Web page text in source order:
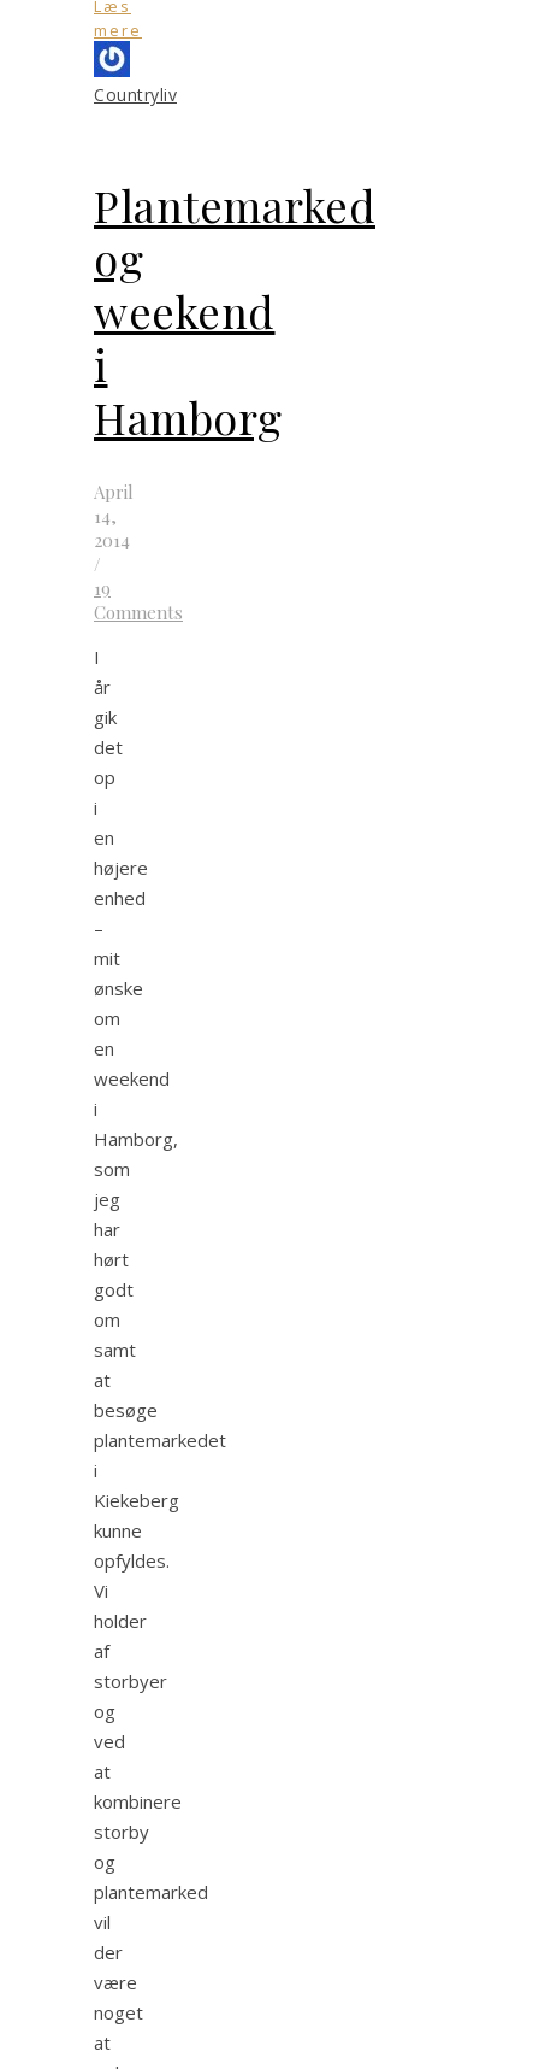
Læs
mere
Countryliv
Plantemarked
og
weekend
i
Hamborg
April
14,
2014
/
19
Comments
I
år
gik
det
op
i
en
højere
enhed
–
mit
ønske
om
en
weekend
i
Hamborg,
som
jeg
har
hørt
godt
om
samt
at
besøge
plantemarkedet
i
Kiekeberg
kunne
opfyldes.
Vi
holder
af
storbyer
og
ved
at
kombinere
storby
og
plantemarked
vil
der
være
noget
at